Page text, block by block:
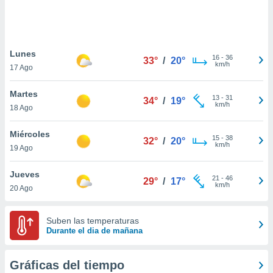
únicos
similares
como
sitio
de
posible
traten tus
en
interés
Para
su
Lunes
17 Ago
33° / 20° 16- 36
km/h
Martes
18 Ago
34° / 19° 13- 31
km/h
Miércoles
19 Ago
32° / 20° 15- 38
km/h
Jueves
20 Ago
29° / 17° 21 - 46
km/h
Suben las temperaturas
Durante el dia de mañana
Gráficas del tiempo